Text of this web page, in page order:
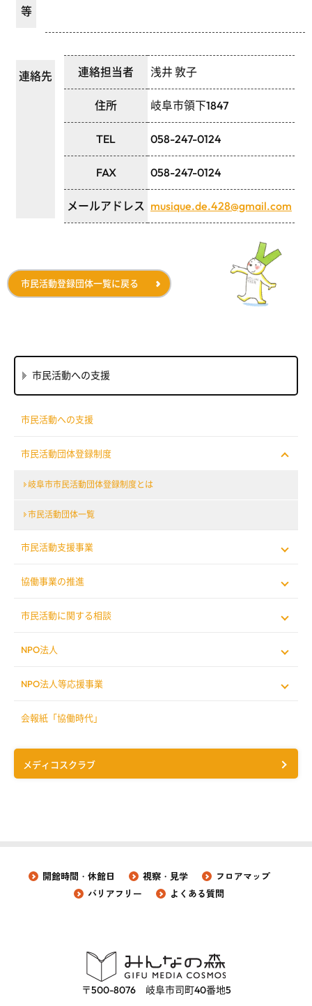
等
連絡先 連絡担当者 浅井 敦子
住所 岐阜市領下1847
TEL 058-247-0124
FAX 058-247-0124
メールアドレス musique.de.428@gmail.com
市民活動登録団体一覧に戻る
市民活動への支援
市民活動への支援
市民活動団体登録制度
岐阜市市民活動団体登録制度とは
市民活動団体一覧
市民活動支援事業
協働事業の推進
市民活動に関する相談
NPO法人
NPO法人等応援事業
会報紙「協働時代」
メディコスクラブ
開館時間・休館日 視察・見学
フロアマップ
バリアフリー
よくある質問
〒500-8076 岐阜市司町40番地5